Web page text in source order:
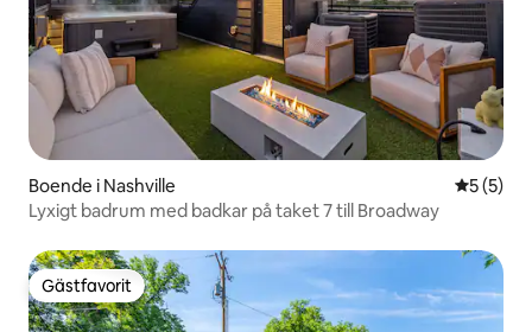
Boende i Nashville 5 av 5 i
5 (5)
Lyxigt badrum med badkar på taket 7 till Broadway
Gästfavorit
Gästfavorit